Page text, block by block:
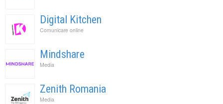
Digital Kitchen
Comunicare online
Mindshare
Media
Zenith Romania
Media